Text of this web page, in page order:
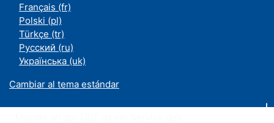
Français ‎(fr)‎
Polski ‎(pl)‎
Türkçe ‎(tr)‎
Русский ‎(ru)‎
Українська ‎(uk)‎
Cambiar al tema estándar